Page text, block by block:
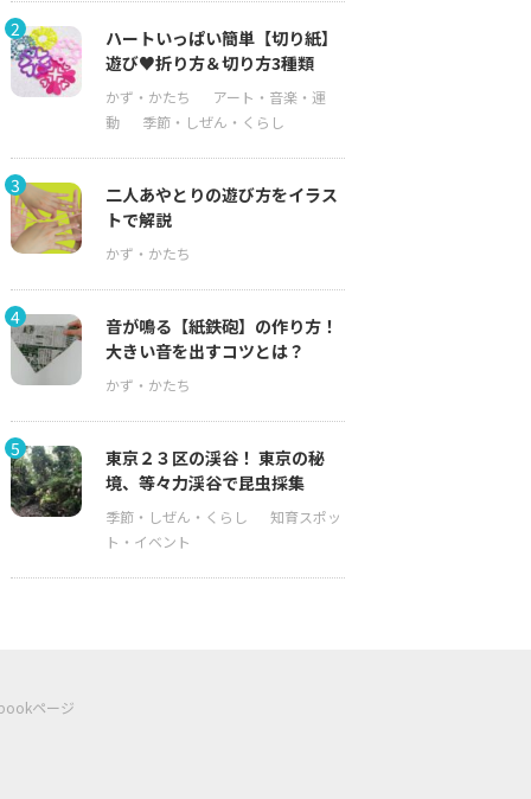
2
ハートいっぱい簡単【切り紙】
遊び♥折り方＆切り方3種類
3
二人あやとりの遊び方をイラス
トで解説
4
音が鳴る【紙鉄砲】の作り方！
大きい音を出すコツとは？
5
東京２３区の渓谷！ 東京の秘
境、等々力渓谷で昆虫採集
ページ